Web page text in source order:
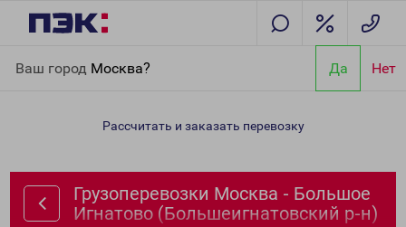
Ваш город Москва? Да Нет
Игнатово (Большеигнатовский р-н)
Рассчитать и заказать перевозку
Грузоперевозки Москва - Большое
Игнатово (Большеигнатовский р-н)